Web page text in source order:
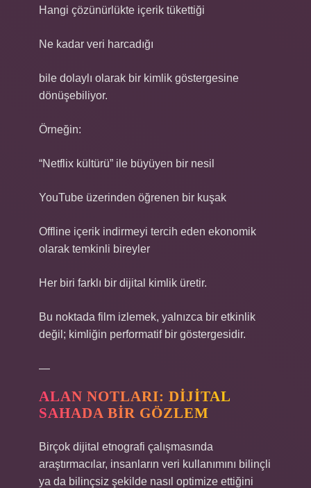
Hangi çözünürlükte içerik tükettiği
Ne kadar veri harcadığı
bile dolaylı olarak bir kimlik göstergesine
dönüşebiliyor.
Örneğin:
“Netflix kültürü” ile büyüyen bir nesil
YouTube üzerinden öğrenen bir kuşak
Offline içerik indirmeyi tercih eden ekonomik
olarak temkinli bireyler
Her biri farklı bir dijital kimlik üretir.
Bu noktada film izlemek, yalnızca bir etkinlik
değil; kimliğin performatif bir göstergesidir.
—
ALAN NOTLARI: DIJITAL
SAHADA BIR GÖZLEM
Birçok dijital etnografi çalışmasında
araştırmacılar, insanların veri kullanımını bilinçli
ya da bilinçsiz şekilde nasıl optimize ettiğini